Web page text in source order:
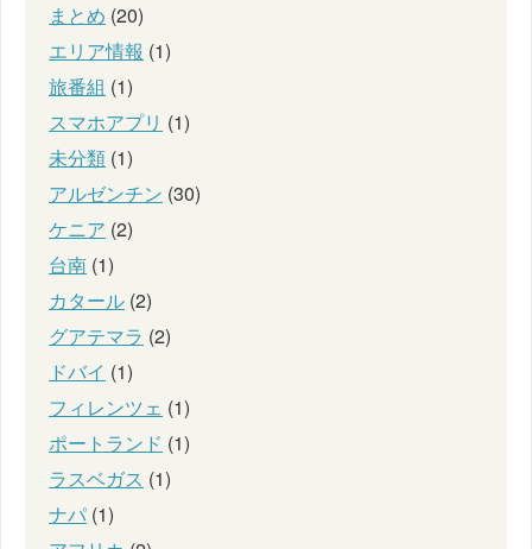
まとめ (20)
エリア情報 (1)
旅番組 (1)
スマホアプリ (1)
未分類 (1)
アルゼンチン (30)
ケニア (2)
台南 (1)
カタール (2)
グアテマラ (2)
ドバイ (1)
フィレンツェ (1)
ポートランド (1)
ラスベガス (1)
ナパ (1)